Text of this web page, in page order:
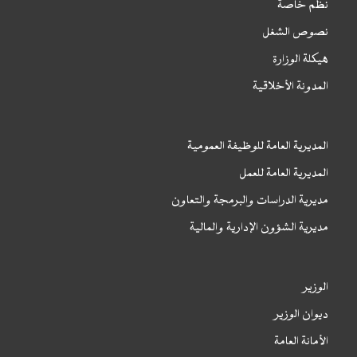
نظم خاصة
نصوص الشغل
هيكلة الوزارة
المدونة الأخلاقية
المديرية العامة للوظيفة العمومية
المديرية العامة للعمل
مديرية الدراسات والبرمجة والتعاون
مديرية الشؤون الإدارية والمالية
الوزير
ديوان الوزير
الأمانة العامة